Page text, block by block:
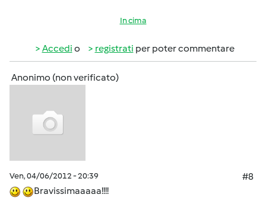
In cima
Accedi o registrati per poter commentare
Anonimo (non verificato)
Ven, 04/06/2012 - 20:39
#8
Bravissimaaaaa!!!!